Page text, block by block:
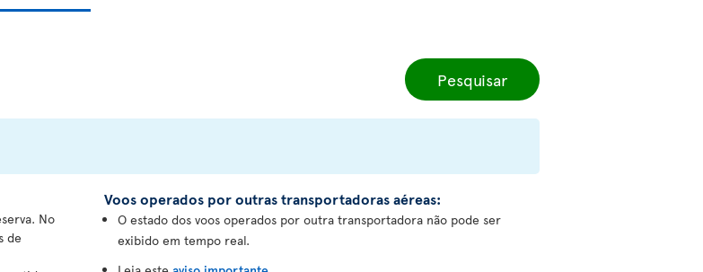
Pesquisar
No
de
Voos operados por outras transportadoras aéreas:
O estado dos voos operados por outra transportadora não pode ser
exibido em tempo real.